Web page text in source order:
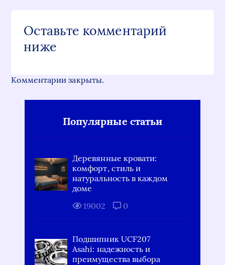
Оставьте комментарий
ниже
Комментарии закрыты.
Популярные статьи
Деревянные кровати:
комфорт, стиль и
натуральность в каждом
доме
19002
0
Подшипник UCF207
Asahi: надежность и
преимущества выбора